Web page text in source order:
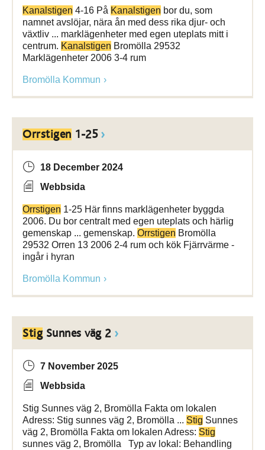
Kanalstigen 4-16 På Kanalstigen bor du, som
namnet avslöjar, nära ån med dess rika djur- och
växtliv ... marklägenheter med egen uteplats mitt i
centrum. Kanalstigen Bromölla 29532
Marklägenheter 2006 3-4 rum
Bromölla Kommun
Orrstigen 1-25
18 December 2024
Webbsida
Orrstigen 1-25 Här finns marklägenheter byggda
2006. Du bor centralt med egen uteplats och härlig
gemenskap ... gemenskap. Orrstigen Bromölla
29532 Orren 13 2006 2-4 rum och kök Fjärrvärme -
ingår i hyran
Bromölla Kommun
Stig Sunnes väg 2
7 November 2025
Webbsida
Stig Sunnes väg 2, Bromölla Fakta om lokalen
Adress: Stig sunnes väg 2, Bromölla ... Stig Sunnes
väg 2, Bromölla Fakta om lokalen Adress: Stig
sunnes väg 2, Bromölla Typ av lokal: Behandling